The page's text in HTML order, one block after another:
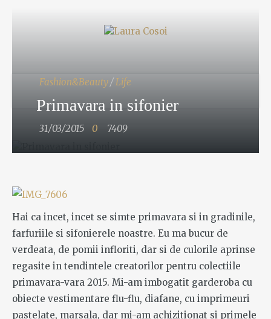
Fashion&Beauty /Life
Primavara in sifonier
31/03/2015 0 7409
Hai ca incet, incet se simte primavara si in gradinile,
farfuriile si sifonierele noastre. Eu ma bucur de
verdeata, de pomii infloriti, dar si de culorile aprinse
regasite in tendintele creatorilor pentru colectiile
primavara-vara 2015. Mi-am imbogatit garderoba cu
obiecte vestimentare flu-flu, diafane, cu imprimeuri
pastelate, marsala, dar mi-am achizitionat si primele